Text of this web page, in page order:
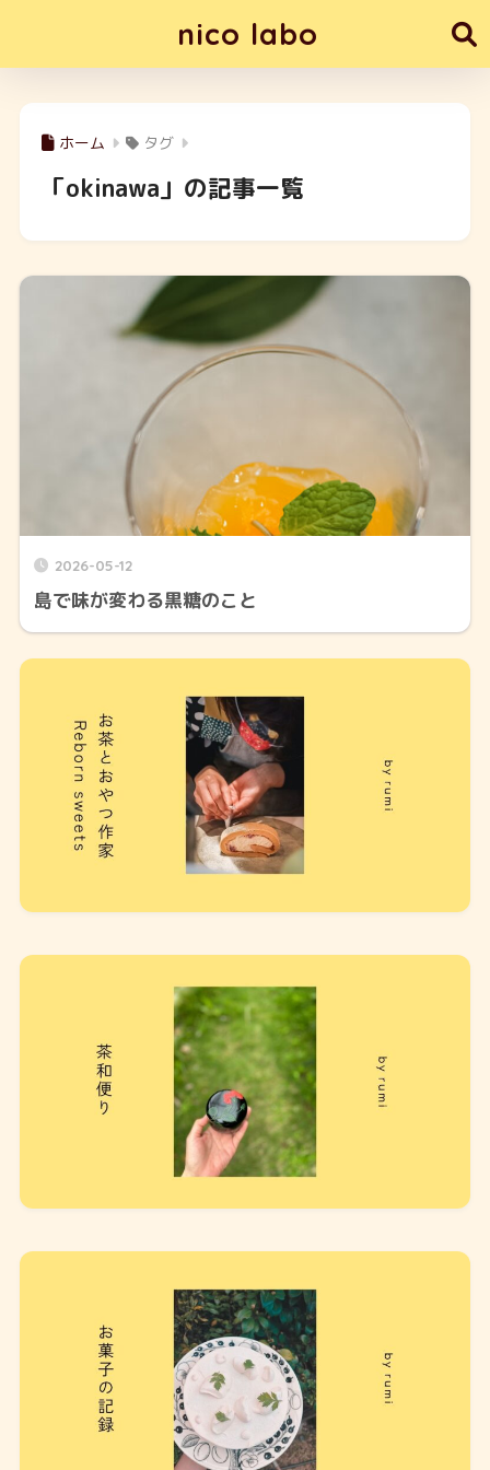
nico labo
ホーム タグ
「okinawa」の記事一覧
2026-05-12
島で味が変わる黒糖のこと